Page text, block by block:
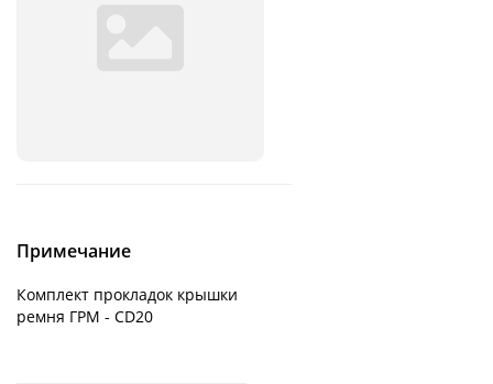
Примечание
Комплект прокладок крышки
ремня ГРМ - CD20